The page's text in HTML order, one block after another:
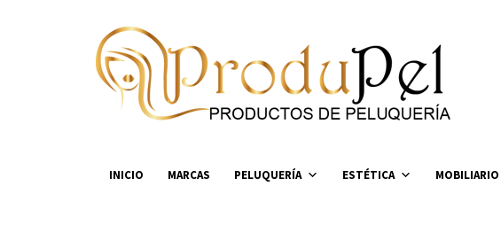
Ir
a
la
navegación
Ir
al
contenido
INICIO MARCAS PELUQUERÍA ESTÉTICA MOBILIARIO